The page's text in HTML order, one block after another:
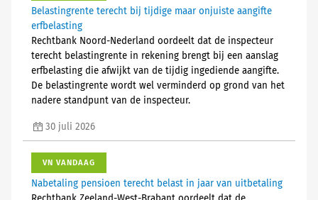
Belastingrente terecht bij tijdige maar onjuiste aangifte
erfbelasting
Rechtbank Noord-Nederland oordeelt dat de inspecteur
terecht belastingrente in rekening brengt bij een aanslag
erfbelasting die afwijkt van de tijdig ingediende aangifte.
De belastingrente wordt wel verminderd op grond van het
nadere standpunt van de inspecteur.
30 juli 2026
VN VANDAAG
Nabetaling pensioen terecht belast in jaar van uitbetaling